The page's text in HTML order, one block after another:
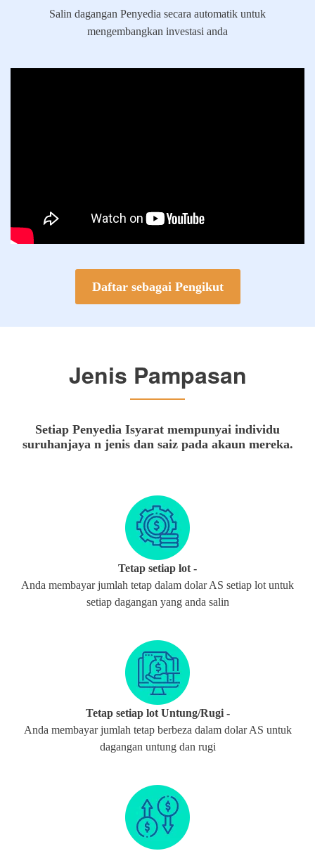
Salin dagangan Penyedia secara automatik untuk
mengembangkan investasi anda
Daftar sebagai Pengikut
Jenis Pampasan
Setiap Penyedia Isyarat mempunyai individu
suruhanjaya n jenis dan saiz pada akaun mereka.
Tetap setiap lot -
Anda membayar jumlah tetap dalam dolar AS setiap lot untuk
setiap dagangan yang anda salin
Tetap setiap lot Untung/Rugi -
Anda membayar jumlah tetap berbeza dalam dolar AS untuk
dagangan untung dan rugi